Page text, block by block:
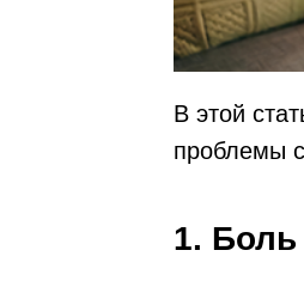
В этой
проблемы
1. Боль